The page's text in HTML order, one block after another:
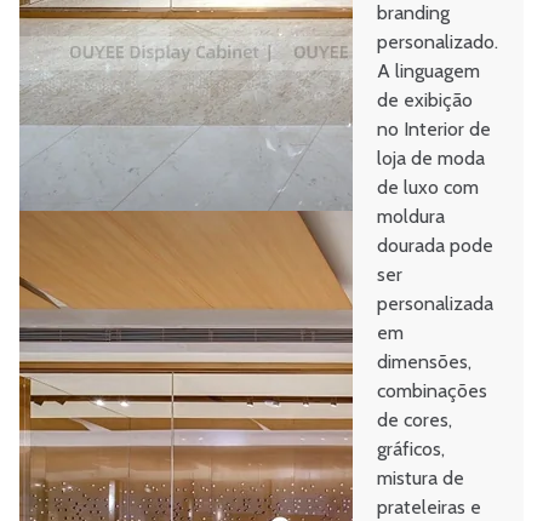
branding
personalizado.
A linguagem
de exibição
no Interior de
loja de moda
de luxo com
moldura
dourada pode
ser
personalizada
em
dimensões,
combinações
de cores,
gráficos,
mistura de
prateleiras e